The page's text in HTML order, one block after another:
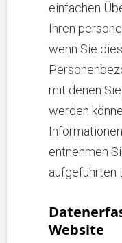
einfachen
Ihren
wenn Sie
mit denen
werden
entnehmen
aufgeführten
Website